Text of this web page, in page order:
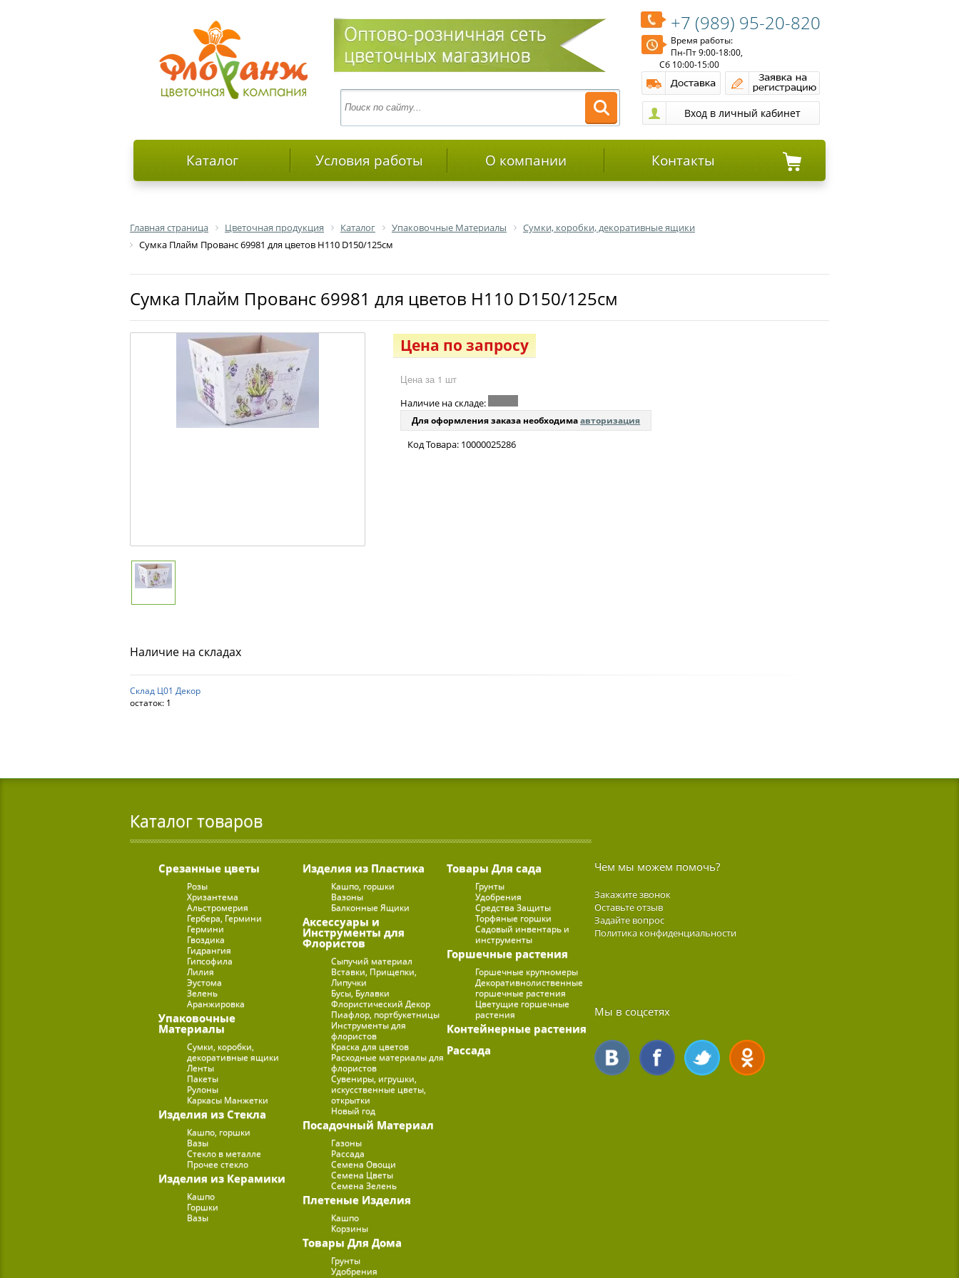
+7 (989) 95-20-820
Время работы:
Пн-Пт 9:00-18:00,
Сб 10:00-15:00
Каталог Условия работы О компании Контакты
Главная страница Цветочная продукция Каталог Упаковочные Материалы
Сумки, коробки, декоративные ящики
Сумка Плайм Прованс 69981 для цветов H110 D150/125см
Сумка Плайм Прованс 69981 для цветов H110 D150/125см
Цена по запросу
Цена за 1 шт
Наличие на складе:
Для оформления заказа необходимаавторизация
Код Товара: 10000025286
Наличие на складах
Склад Ц01 Декор
остаток: 1
Каталог товаров
Срезанные цветы
Розы
Хризантема
Альстромерия
Гербера, Гермини
Гермини
Гвоздика
Гидрангия
Гипсофила
Лилия
Эустома
Зелень
Аранжировка
Упаковочные
Материалы
Сумки, коробки,
декоративные ящики
Ленты
Пакеты
Рулоны
Каркасы Манжетки
Изделия из Стекла
Кашпо, горшки
Вазы
Стекло в металле
Прочее стекло
Изделия из Керамики
Кашпо
Горшки
Вазы
Изделия из Пластика
Кашпо, горшки
Вазоны
Балконные Ящики
Аксессуары и
Инструменты для
Флористов
Сыпучий материал
Вставки, Прищепки,
Липучки
Бусы, Булавки
Флористический Декор
Пиафлор, портбукетницы
Инструменты для
флористов
Краска для цветов
Расходные материалы для
флористов
Сувениры, игрушки,
искусственные цветы,
открытки
Новый год
Посадочный Материал
Газоны
Рассада
Семена Овощи
Семена Цветы
Семена Зелень
Плетеные Изделия
Кашпо
Корзины
Товары Для Дома
Грунты
Удобрения
Товары Для сада
Грунты
Удобрения
Средства Защиты
Торфяные горшки
Садовый инвентарь и
инструменты
Горшечные растения
Горшечные крупномеры
Декоративнолиственные
горшечные растения
Цветущие горшечные
растения
Контейнерные растения
Рассада
Чем мы можем помочь?
Закажите звонок
Оставьте отзыв
Задайте вопрос
Политика конфиденциальности
Мы в соцсетях